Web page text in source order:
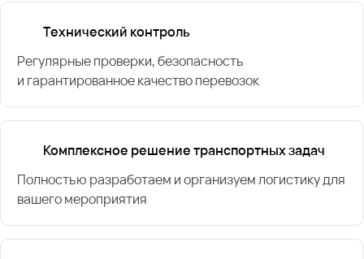
Технический контроль
Регулярные проверки, безопасность
и гарантированное качество перевозок
Комплексное решение транспортных задач
Полностью разработаем и организуем логистику для
вашего мероприятия